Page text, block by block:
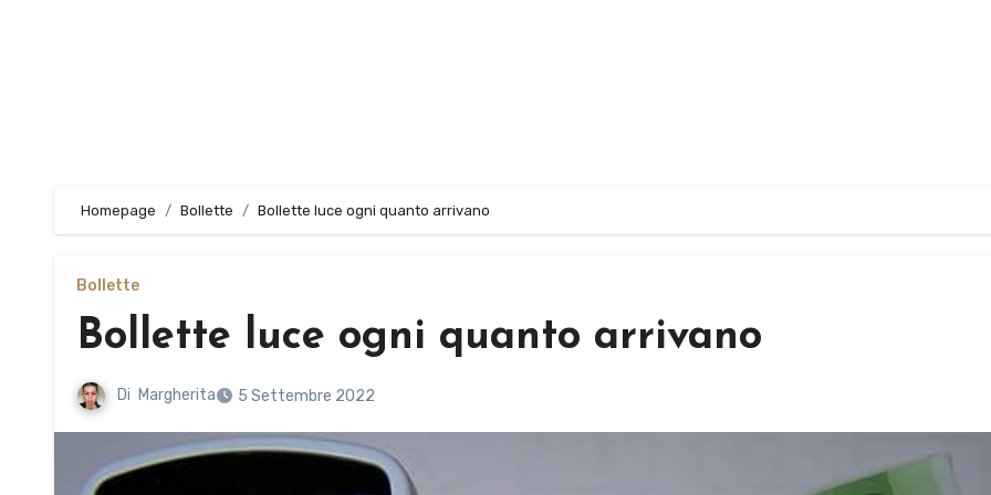
Homepage Bollette Bollette luce ogni quanto arrivano
Bollette
Bollette luce ogni quanto arrivano
Di Margherita 5 Settembre 2022